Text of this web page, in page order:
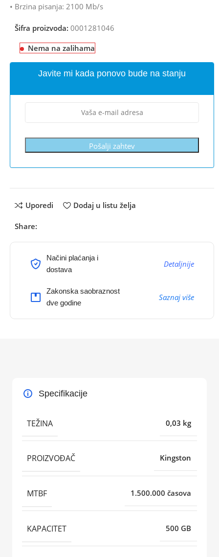
• Brzina pisanja: 2100 Mb/s
Šifra proizvoda:0001281046
Nema na zalihama
Javite mi kada ponovo bude na stanju
Pošalji zahtev
Uporedi Dodaj u listu želja
Share:
Načini plaćanja i
dostava
Detaljnije
Zakonska saobraznost
dve godine
Saznaj više
Specifikacije
TEŽINA 0,03 kg
PROIZVOĐAČ Kingston
MTBF 1.500.000 časova
KAPACITET 500 GB